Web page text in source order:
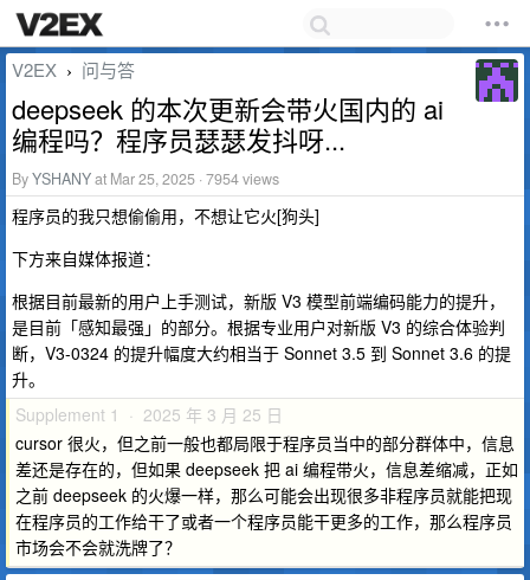
V2EX › 问与答
deepseek 的本次更新会带火国内的 ai
编程吗？程序员瑟瑟发抖呀...
ByYSHANYat Mar 25, 2025 · 7954 views
程序员的我只想偷偷用，不想让它火[狗头]
下方来自媒体报道：
根据目前最新的用户上手测试，新版 V3 模型前端编码能力的提升，
是目前「感知最强」的部分。根据专业用户对新版 V3 的综合体验判
断，V3-0324 的提升幅度大约相当于 Sonnet 3.5 到 Sonnet 3.6 的提
升。
Supplement 1 · 2025 年 3 月 25 日
cursor 很火，但之前一般也都局限于程序员当中的部分群体中，信息
差还是存在的，但如果 deepseek 把 ai 编程带火，信息差缩减，正如
之前 deepseek 的火爆一样，那么可能会出现很多非程序员就能把现
在程序员的工作给干了或者一个程序员能干更多的工作，那么程序员
市场会不会就洗牌了？